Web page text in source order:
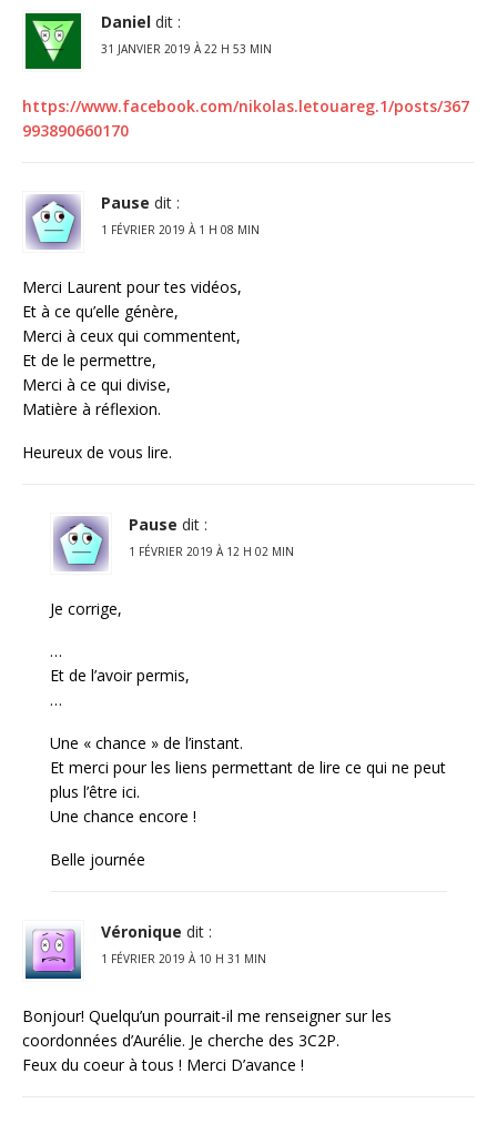
Daniel dit :
31 JANVIER 2019 À 22 H 53 MIN
https://www.facebook.com/nikolas.letouareg.1/posts/367
993890660170
Pause dit :
1 FÉVRIER 2019 À 1 H 08 MIN
Merci Laurent pour tes vidéos,
Et à ce qu’elle génère,
Merci à ceux qui commentent,
Et de le permettre,
Merci à ce qui divise,
Matière à réflexion.
Heureux de vous lire.
Pause dit :
1 FÉVRIER 2019 À 12 H 02 MIN
Je corrige,
…
Et de l’avoir permis,
…
Une « chance » de l’instant.
Et merci pour les liens permettant de lire ce qui ne peut
plus l’être ici.
Une chance encore !
Belle journée
Véronique dit :
1 FÉVRIER 2019 À 10 H 31 MIN
Bonjour! Quelqu’un pourrait-il me renseigner sur les
coordonnées d’Aurélie. Je cherche des 3C2P.
Feux du coeur à tous ! Merci D’avance !